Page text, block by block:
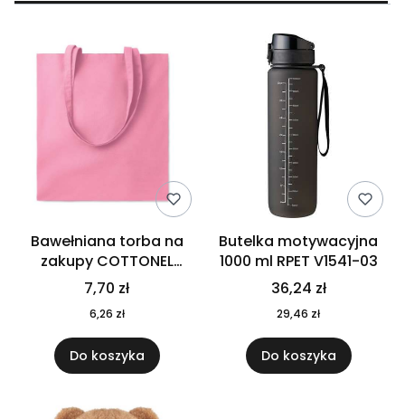
Bawełniana torba na
zakupy COTTONEL
COLOUR++ MO9846-11
7,70 zł
6,26 zł
Do koszyka
Butelka motywacyjna
1000 ml RPET V1541-03
36,24 zł
29,46 zł
Do koszyka